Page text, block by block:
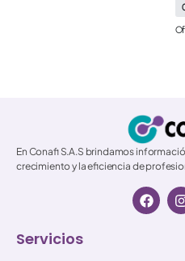
En Conafi S.A.S brindamos
crecimiento y la eficiencia de
Servicios